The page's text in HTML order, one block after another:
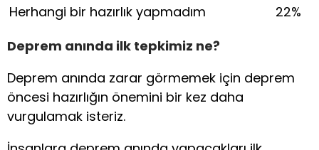
Herhangi bir hazırlık yapmadım
22%
Deprem anında ilk tepkimiz ne?
Deprem anında zarar görmemek için deprem
öncesi hazırlığın önemini bir kez daha
vurgulamak isteriz.